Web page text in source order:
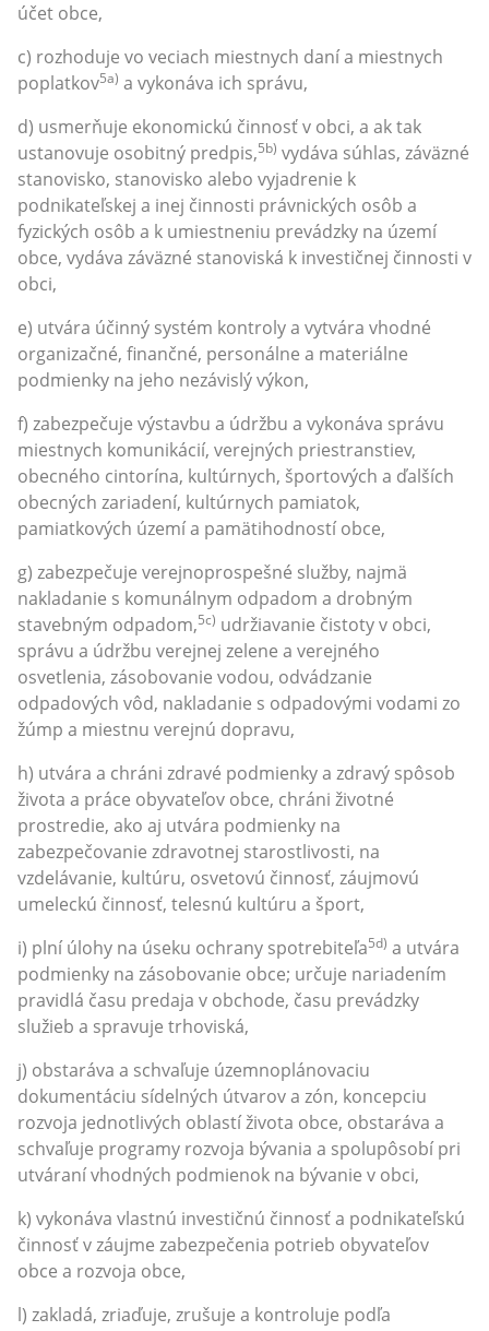
účet obce,
c) rozhoduje vo veciach miestnych daní a miestnych
poplatkov5a) a vykonáva ich správu,
d) usmerňuje ekonomickú činnosť v obci, a ak tak
ustanovuje osobitný predpis,5b) vydáva súhlas, záväzné
stanovisko, stanovisko alebo vyjadrenie k
podnikateľskej a inej činnosti právnických osôb a
fyzických osôb a k umiestneniu prevádzky na území
obce, vydáva záväzné stanoviská k investičnej činnosti v
obci,
e) utvára účinný systém kontroly a vytvára vhodné
organizačné, finančné, personálne a materiálne
podmienky na jeho nezávislý výkon,
f) zabezpečuje výstavbu a údržbu a vykonáva správu
miestnych komunikácií, verejných priestranstiev,
obecného cintorína, kultúrnych, športových a ďalších
obecných zariadení, kultúrnych pamiatok,
pamiatkových území a pamätihodností obce,
g) zabezpečuje verejnoprospešné služby, najmä
nakladanie s komunálnym odpadom a drobným
stavebným odpadom,5c) udržiavanie čistoty v obci,
správu a údržbu verejnej zelene a verejného
osvetlenia, zásobovanie vodou, odvádzanie
odpadových vôd, nakladanie s odpadovými vodami zo
žúmp a miestnu verejnú dopravu,
h) utvára a chráni zdravé podmienky a zdravý spôsob
života a práce obyvateľov obce, chráni životné
prostredie, ako aj utvára podmienky na
zabezpečovanie zdravotnej starostlivosti, na
vzdelávanie, kultúru, osvetovú činnosť, záujmovú
umeleckú činnosť, telesnú kultúru a šport,
i) plní úlohy na úseku ochrany spotrebiteľa5d) a utvára
podmienky na zásobovanie obce; určuje nariadením
pravidlá času predaja v obchode, času prevádzky
služieb a spravuje trhoviská,
j) obstaráva a schvaľuje územnoplánovaciu
dokumentáciu sídelných útvarov a zón, koncepciu
rozvoja jednotlivých oblastí života obce, obstaráva a
schvaľuje programy rozvoja bývania a spolupôsobí pri
utváraní vhodných podmienok na bývanie v obci,
k) vykonáva vlastnú investičnú činnosť a podnikateľskú
činnosť v záujme zabezpečenia potrieb obyvateľov
obce a rozvoja obce,
l) zakladá, zriaďuje, zrušuje a kontroluje podľa